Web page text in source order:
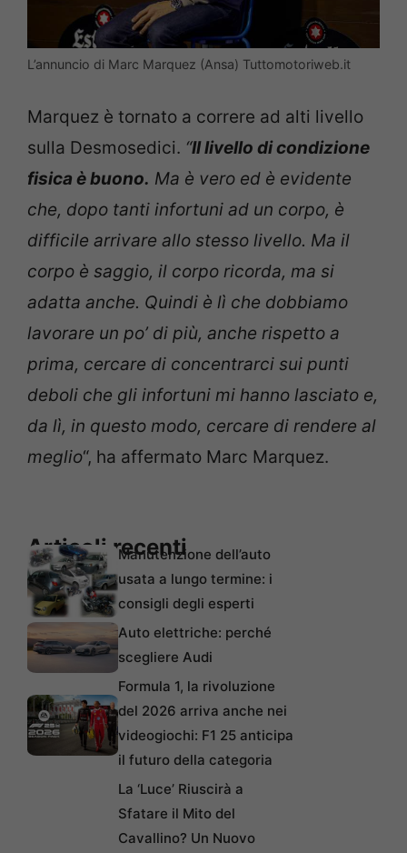
L’annuncio di Marc Marquez (Ansa) Tuttomotoriweb.it
Marquez è tornato a correre ad alti livello
sulla Desmosedici. “Il livello di condizione
fisica è buono. Ma è vero ed è evidente
che, dopo tanti infortuni ad un corpo, è
difficile arrivare allo stesso livello. Ma il
corpo è saggio, il corpo ricorda, ma si
adatta anche. Quindi è lì che dobbiamo
lavorare un po’ di più, anche rispetto a
prima, cercare di concentrarci sui punti
deboli che gli infortuni mi hanno lasciato e,
da lì, in questo modo, cercare di rendere al
meglio“, ha affermato Marc Marquez.
Articoli recentiManutenzione dell’auto
usata a lungo termine: i
consigli degli esperti
Auto elettriche: perché
scegliere Audi
Formula 1, la rivoluzione
del 2026 arriva anche nei
videogiochi: F1 25 anticipa
il futuro della categoria
La ‘Luce’ Riuscirà a
Sfatare il Mito del
Cavallino? Un Nuovo